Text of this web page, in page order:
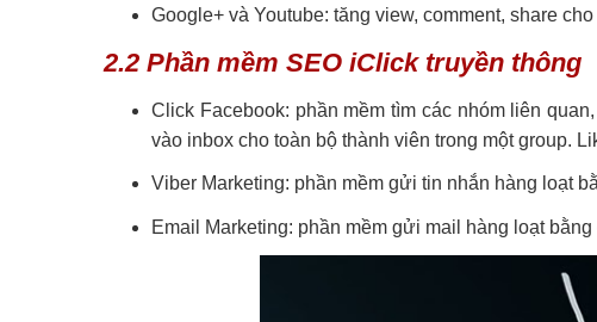
Google+ và Youtube: tăng view, comment, share
2.2 Phần mềm SEO iClick truyền thông
Click Facebook: phần mềm tìm các nhóm liên
vào inbox cho toàn bộ thành viên trong một group.
Viber Marketing: phần mềm gửi tin nhắn hàng loạt
Email Marketing: phần mềm gửi mail hàng loạt